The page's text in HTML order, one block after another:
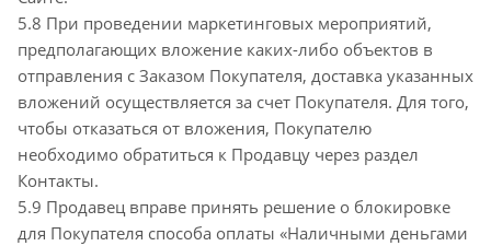
5.8 При проведении маркетинговых мероприятий,
предполагающих вложение каких-либо объектов в
отправления с Заказом Покупателя, доставка указанных
вложений осуществляется за счет Покупателя. Для того,
чтобы отказаться от вложения, Покупателю
необходимо обратиться к Продавцу через раздел
Контакты.
5.9 Продавец вправе принять решение о блокировке
для Покупателя способа оплаты «Наличными деньгами